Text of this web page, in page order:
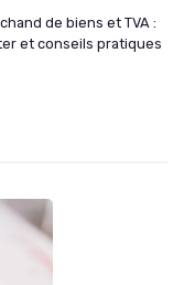
de biens et TVA :
et conseils pratiques